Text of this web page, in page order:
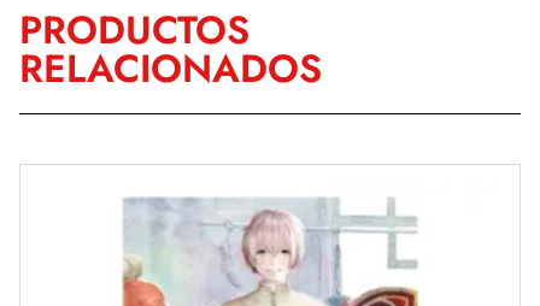
PRODUCTOS
RELACIONADOS